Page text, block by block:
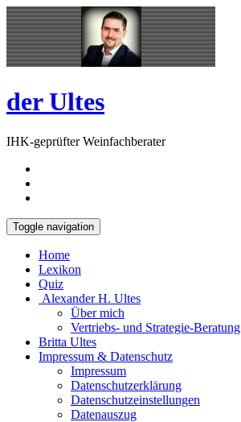
Skip
to
content
Open
Sidebar
der Ultes
IHK-geprüfter Weinfachberater
Toggle navigation
Home
Lexikon
Quiz
Alexander H. Ultes
Über mich
Vertriebs- und Strategie-Beratung
Britta Ultes
Impressum & Datenschutz
Impressum
Datenschutzerklärung
Datenschutzeinstellungen
Datenauszug